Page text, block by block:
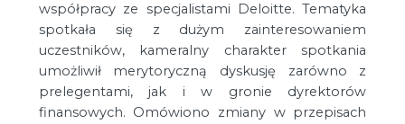
współpracy ze specjalistami Deloitte. Tematyka
spotkała się z dużym zainteresowaniem
uczestników, kameralny charakter spotkania
umożliwił merytoryczną dyskusję zarówno z
prelegentami, jak i w gronie dyrektorów
finansowych. Omówiono zmiany w przepisach